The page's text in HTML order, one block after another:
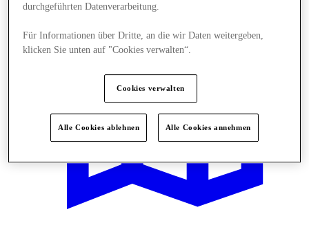
durchgeführten Datenverarbeitung.
Für Informationen über Dritte, an die wir Daten weitergeben,
klicken Sie unten auf "Cookies verwalten“.
Cookies verwalten
Alle Cookies ablehnen Alle Cookies annehmen